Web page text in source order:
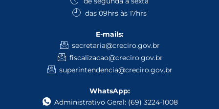
das 09hrs às 17hrs
E-mails:
secretaria@creciro.gov.br
fiscalizacao@creciro.gov.br
superintendencia@creciro.gov.br
WhatsApp:
Administrativo Geral: (69) 3224-1008